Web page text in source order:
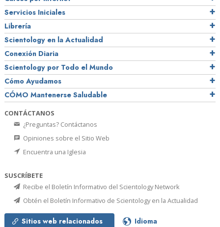
Servicios Iniciales
Librería
Scientology en la Actualidad
Conexión Diaria
Scientology por Todo el Mundo
Cómo Ayudamos
CÓMO Mantenerse Saludable
CONTÁCTANOS
¿Preguntas? Contáctanos
Opiniones sobre el Sitio Web
Encuentra una Iglesia
SUSCRÍBETE
Recibe el Boletín Informativo del Scientology Network
Obtén el Boletín Informativo de Scientology en la Actualidad
Sitios web relacionados Idioma